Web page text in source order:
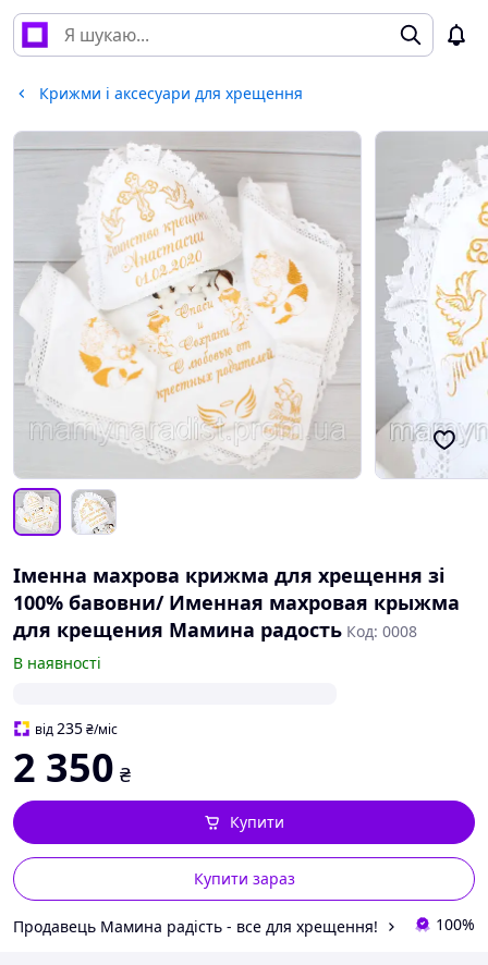
Крижми і аксесуари для хрещення
Іменна махрова крижма для хрещення зі
100% бавовни/ Именная махровая крыжма
для крещения Мамина радость Код: 0008
В наявності
від235₴/міс
2 350 ₴
Купити зараз
Купити
Продавець Мамина радість - все для хрещення! 100%